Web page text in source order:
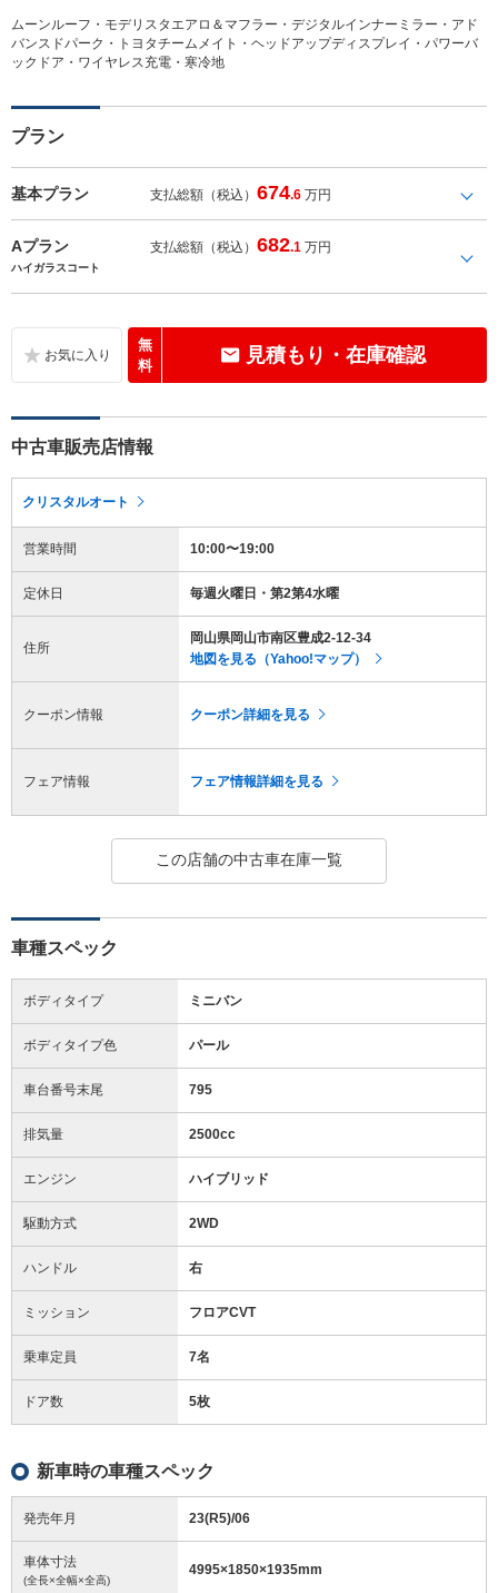
ムーンルーフ・モデリスタエアロ＆マフラー・デジタルインナーミラー・アド
バンスドパーク・トヨタチームメイト・ヘッドアップディスプレイ・パワーバ
ックドア・ワイヤレス充電・寒冷地
プラン
基本プラン 支払総額（税込）674.6 万円
Aプラン 支払総額（税込）682.1 万円
ハイガラスコート
無
料
見積もり・在庫確認
中古車販売店情報
クリスタルオート
営業時間 10:00〜19:00
定休日 毎週火曜日・第2第4水曜
住所
岡山県岡山市南区豊成2-12-34
地図を見る（Yahoo!マップ）
クーポン情報 クーポン詳細を見る
フェア情報 フェア情報詳細を見る
この店舗の中古車在庫一覧
車種スペック
ボディタイプ ミニバン
ボディタイプ色 パール
車台番号末尾 795
排気量 2500cc
エンジン ハイブリッド
駆動方式 2WD
ハンドル 右
ミッション フロアCVT
乗車定員 7名
ドア数 5枚
新車時の車種スペック
発売年月 23(R5)/06
車体寸法
(全長×全幅×全高)
4995×1850×1935mm